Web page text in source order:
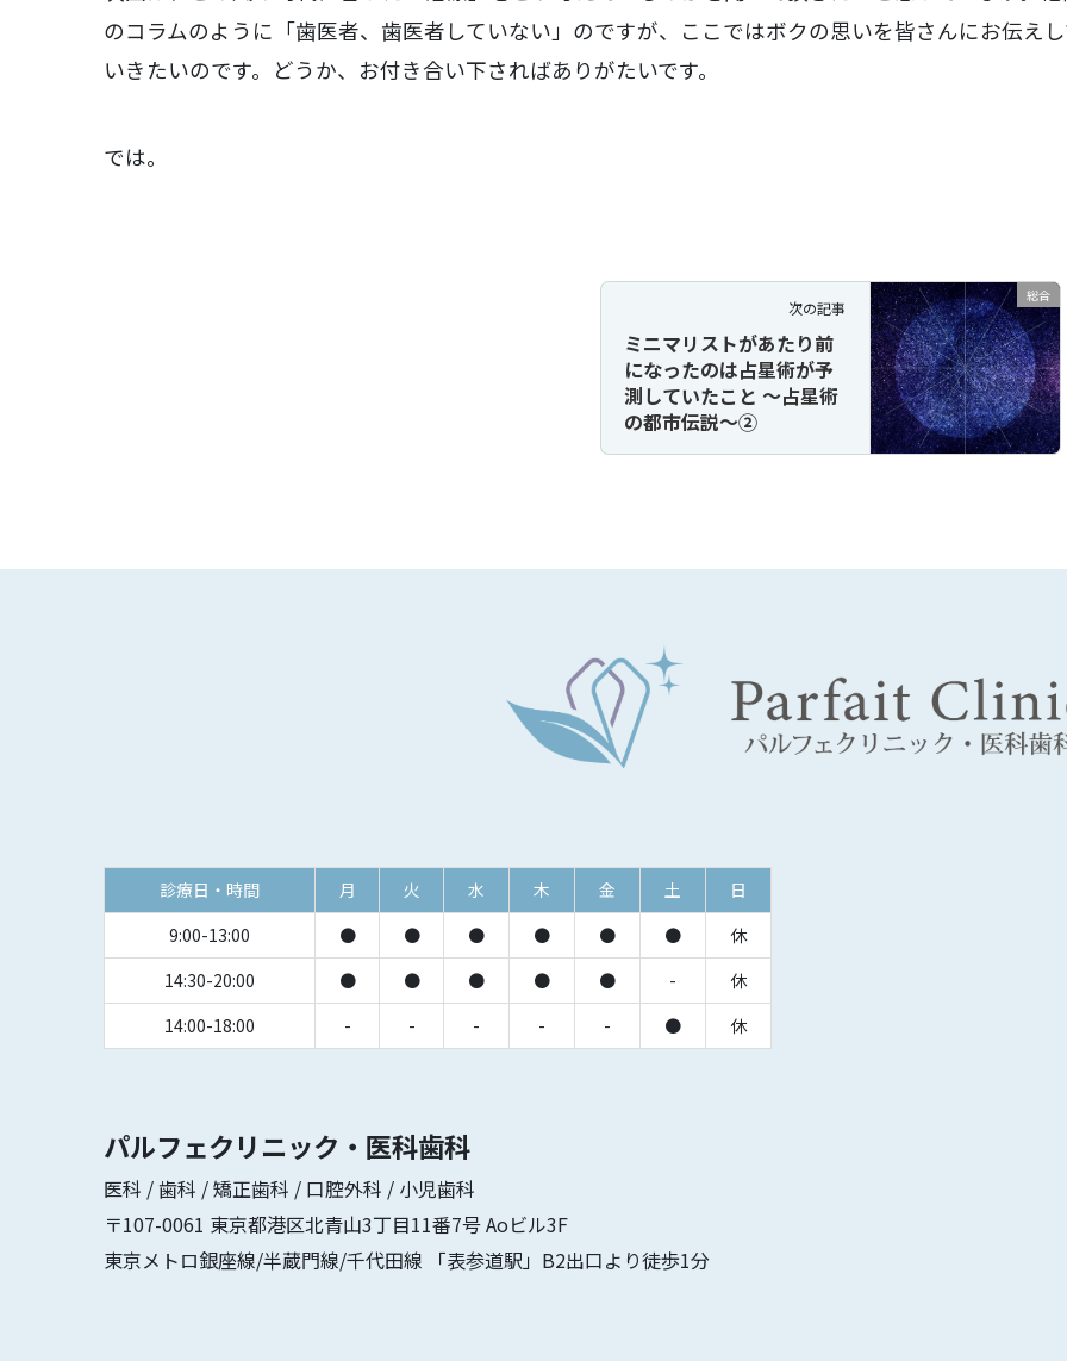
のコラムのように「歯医者、歯医者していない」のですが、ここではボクの思いを皆さんにお伝え
いきたいのです。どうか、お付き合い下さればありがたいです。
では。
総合
次の記事
ミニマリストがあたり前
になったのは占星術が予
測していたこと ～占星術
の都市伝説～②
診療日・時間 月 火 水 木 金 土
日
9:00-13:00
● ● ● ● ● ●
休
14:30-20:00
● ● ● ● ● -
休
14:00-18:00
- - - - - ● 休
パルフェクリニック・医科歯科
医科 / 歯科 / 矯正歯科 / 口腔外科 / 小児歯科
〒107-0061 東京都港区北青山3丁目11番7号 Aoビル3F
東京メトロ銀座線/半蔵門線/千代田線 「表参道駅」B2出口より徒歩1分